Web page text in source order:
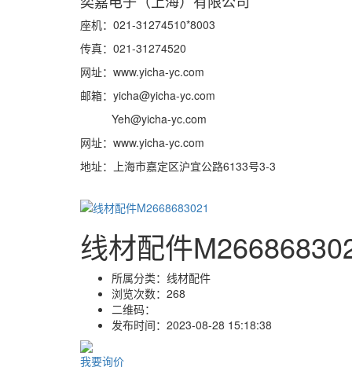
座机：021-31274510*8003
传真：021-31274520
网址：www.yicha-yc.com
邮箱：yicha@yicha-yc.com
Yeh@yicha-yc.com
网址：www.yicha-yc.com
地址：上海市嘉定区沪宜公路6133号3-3
线材配件
所属分类： 线材配件
浏览次数： 268
二维码：
发布时间： 2023-08-28 15:18:38
我要询价